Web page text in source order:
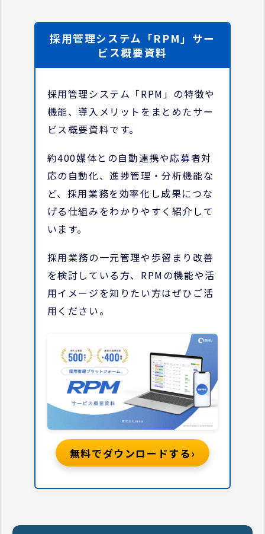
採用管理システム「RPM」サー
ビス概要資料
採用管理システム「RPM」の特徴や
機能、導入メリットをまとめたサー
ビス概要資料です。
約400媒体との自動連携や応募者対
応の自動化、進捗管理・分析機能な
ど、採用業務を効率化し成果につな
げる仕組みをわかりやすく紹介して
います。
採用業務の一元管理や歩留まり改善
を検討している方、RPMの機能や活
用イメージを知りたい方はぜひご活
用ください。
無料でダウンロードする›